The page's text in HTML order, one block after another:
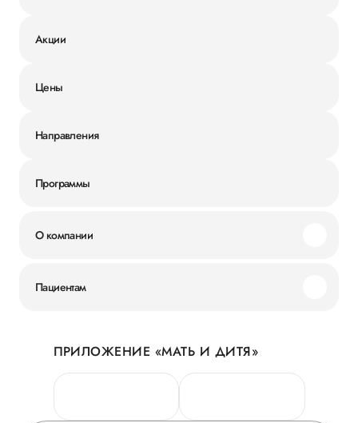
Акции
Цены
Направления
Программы
О компании
Новости
Руководство
Сотрудничество
Пациентам
Личный кабинет
Персональные данные
Горячая линия качества
ПРИЛОЖЕНИЕ «МАТЬ И ДИТЯ»